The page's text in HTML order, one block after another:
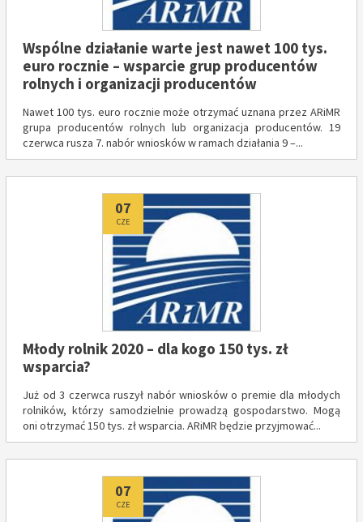
Wspólne działanie warte jest nawet 100 tys.
euro rocznie – wsparcie grup producentów
rolnych i organizacji producentów
Nawet 100 tys. euro rocznie może otrzymać uznana przez ARiMR
grupa producentów rolnych lub organizacja producentów. 19
czerwca rusza 7. nabór wniosków w ramach działania 9 –...
Dodano
07
CZE
Młody rolnik 2020 – dla kogo 150 tys. zł
wsparcia?
Już od 3 czerwca ruszył nabór wniosków o premie dla młodych
rolników, którzy samodzielnie prowadzą gospodarstwo. Mogą
oni otrzymać 150 tys. zł wsparcia. ARiMR będzie przyjmować...
Dodano
07
CZE